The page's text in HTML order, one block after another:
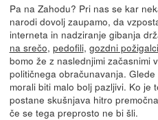
Pa na Zahodu? Pri nas se kar
narodi dovolj zaupamo, da
interneta in nadziranje gibanja
na srečo, pedofili, gozdni požigalci
bomo že z naslednjimi začasnimi
političnega obračunavanja. Glede
morali biti malo bolj pazljivi. Ko je
postane skušnjava hitro
če se tega preprosto ne bi šli.